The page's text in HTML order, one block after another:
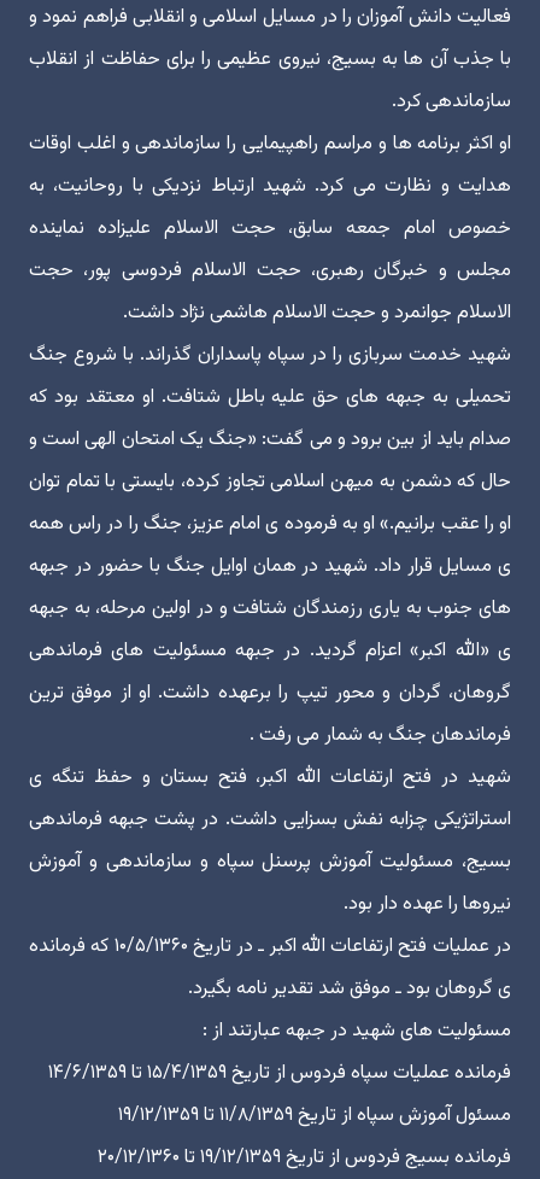
فعالیت دانش آموزان را در مسایل اسلامی و انقلابی فراهم نمود و
با جذب آن ها به بسیج، نیروی عظیمی را برای حفاظت از انقلاب
سازماندهی کرد.
او اکثر برنامه ها و مراسم راهپیمایی را سازماندهی و اغلب اوقات
هدایت و نظارت می کرد. شهید ارتباط نزدیکی با روحانیت، به
خصوص امام جمعه سابق، حجت الاسلام علیزاده نماینده
مجلس و خبرگان رهبری، حجت الاسلام فردوسی پور، حجت
الاسلام جوانمرد و حجت الاسلام هاشمی نژاد داشت.
شهید خدمت سربازی را در سپاه پاسداران گذراند. با شروع جنگ
تحمیلی به جبهه های حق علیه باطل شتافت. او معتقد بود که
صدام باید از بین برود و می گفت: «جنگ یک امتحان الهی است و
حال که دشمن به میهن اسلامی تجاوز کرده، بایستی با تمام توان
او را عقب برانیم.» او به فرموده ی امام عزیز، جنگ را در راس همه
ی مسایل قرار داد. شهید در همان اوایل جنگ با حضور در جبهه
های جنوب به یاری رزمندگان شتافت و در اولین مرحله، به جبهه
ی «الله اکبر» اعزام گردید. در جبهه مسئولیت های فرماندهی
گروهان، گردان و محور تیپ را برعهده داشت. او از موفق ترین
فرماندهان جنگ به شمار می رفت .
شهید در فتح ارتفاعات الله اکبر، فتح بستان و حفظ تنگه ی
استراتژیکی چزابه نفش بسزایی داشت. در پشت جبهه فرماندهی
بسیج، مسئولیت آموزش پرسنل سپاه و سازماندهی و آموزش
نیروها را عهده دار بود.
در عملیات فتح ارتفاعات الله اکبر ـ در تاریخ ۱۰/۵/۱۳۶۰ که فرمانده
ی گروهان بود ـ موفق شد تقدیر نامه بگیرد.
مسئولیت های شهید در جبهه عبارتند از :
فرمانده عملیات سپاه فردوس از تاریخ ۱۵/۴/۱۳۵۹ تا ۱۴/۶/۱۳۵۹
مسئول آموزش سپاه از تاریخ ۱۱/۸/۱۳۵۹ تا ۱۹/۱۲/۱۳۵۹
فرمانده بسیج فردوس از تاریخ ۱۹/۱۲/۱۳۵۹ تا ۲۰/۱۲/۱۳۶۰